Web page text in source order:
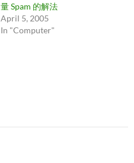
量 Spam 的解法
April 5, 2005
In "Computer"